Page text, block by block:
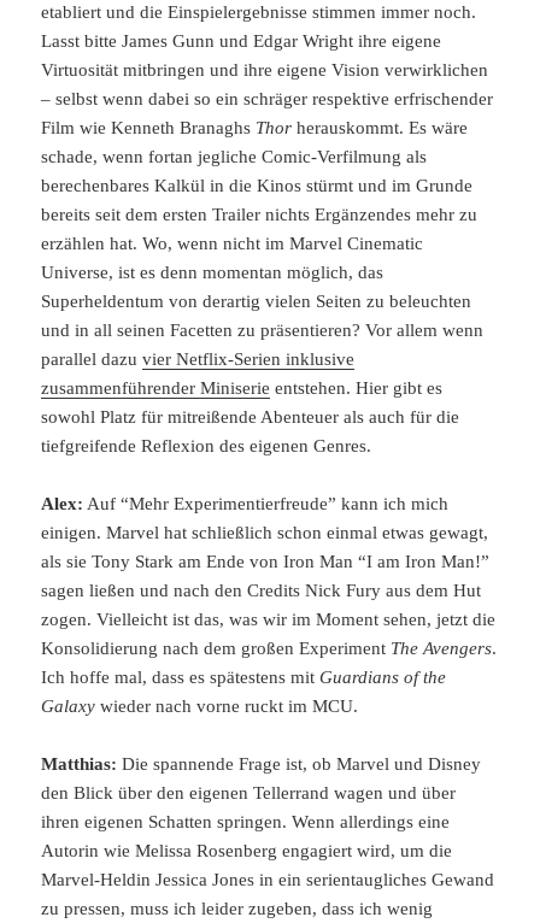
etabliert und die Einspielergebnisse stimmen immer noch.
Lasst bitte James Gunn und Edgar Wright ihre eigene
Virtuosität mitbringen und ihre eigene Vision verwirklichen
– selbst wenn dabei so ein schräger respektive erfrischender
Film wie Kenneth Branaghs Thor herauskommt. Es wäre
schade, wenn fortan jegliche Comic-Verfilmung als
berechenbares Kalkül in die Kinos stürmt und im Grunde
bereits seit dem ersten Trailer nichts Ergänzendes mehr zu
erzählen hat. Wo, wenn nicht im Marvel Cinematic
Universe, ist es denn momentan möglich, das
Superheldentum von derartig vielen Seiten zu beleuchten
und in all seinen Facetten zu präsentieren? Vor allem wenn
parallel dazuvier Netflix-Serien inklusive
zusammenführender Miniserie entstehen. Hier gibt es
sowohl Platz für mitreißende Abenteuer als auch für die
tiefgreifende Reflexion des eigenen Genres.
Alex: Auf “Mehr Experimentierfreude” kann ich mich
einigen. Marvel hat schließlich schon einmal etwas gewagt,
als sie Tony Stark am Ende von Iron Man “I am Iron Man!”
sagen ließen und nach den Credits Nick Fury aus dem Hut
zogen. Vielleicht ist das, was wir im Moment sehen, jetzt die
Konsolidierung nach dem großen Experiment The Avengers.
Ich hoffe mal, dass es spätestens mitGuardians of the
Galaxy wieder nach vorne ruckt im MCU.
Matthias: Die spannende Frage ist, ob Marvel und Disney
den Blick über den eigenen Tellerrand wagen und über
ihren eigenen Schatten springen. Wenn allerdings eine
Autorin wie Melissa Rosenberg engagiert wird, um die
Marvel-Heldin Jessica Jones in ein serientaugliches Gewand
zu pressen, muss ich leider zugeben, dass ich wenig